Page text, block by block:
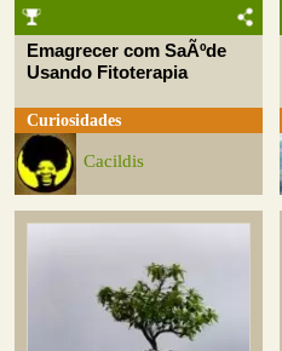
Emagrecer com SaÃºde
Usando Fitoterapia
Curiosidades
Cacildis